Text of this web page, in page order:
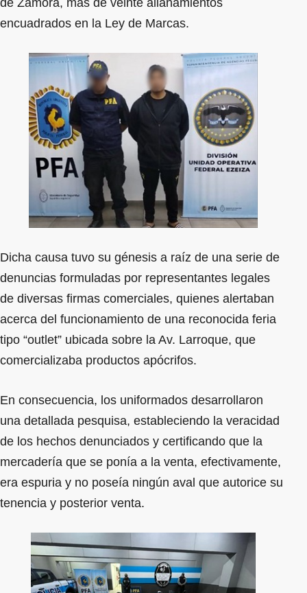
encuadrados en la Ley de Marcas.
Dicha causa tuvo su génesis a raíz de una serie de
denuncias formuladas por representantes legales
de diversas firmas comerciales, quienes alertaban
acerca del funcionamiento de una reconocida feria
tipo “outlet” ubicada sobre la Av. Larroque, que
comercializaba productos apócrifos.
En consecuencia, los uniformados desarrollaron
una detallada pesquisa, estableciendo la veracidad
de los hechos denunciados y certificando que la
mercadería que se ponía a la venta, efectivamente,
era espuria y no poseía ningún aval que autorice su
tenencia y posterior venta.